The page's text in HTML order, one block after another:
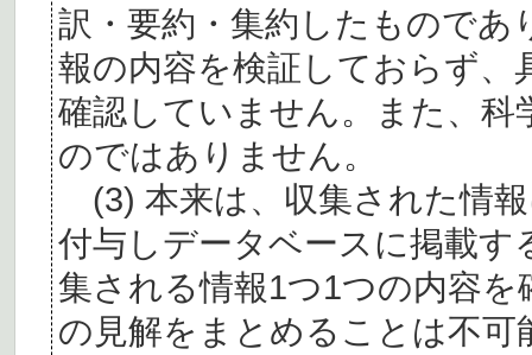
訳・要約・集約したものであ
報の内容を検証しておらず、
確認していません。また、
のではありません。
(3) 本来は、収集された情
付与しデータベースに掲載
集される情報1つ1つの内容
の見解をまとめることは不